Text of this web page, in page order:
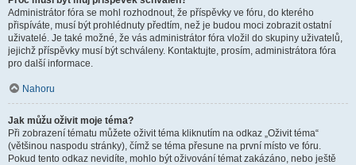
Administrátor fóra se mohl rozhodnout, že příspěvky ve fóru, do kterého
přispíváte, musí být prohlédnuty předtím, než je budou moci zobrazit ostatní
uživatelé. Je také možné, že vás administrátor fóra vložil do skupiny uživatelů,
jejichž příspěvky musí být schváleny. Kontaktujte, prosím, administrátora fóra
pro další informace.
Nahoru
Jak můžu oživit moje téma?
Při zobrazení tématu můžete oživit téma kliknutím na odkaz „Oživit téma“
(většinou naspodu stránky), čímž se téma přesune na první místo ve fóru.
Pokud tento odkaz nevidíte, mohlo být oživování témat zakázáno, nebo ještě